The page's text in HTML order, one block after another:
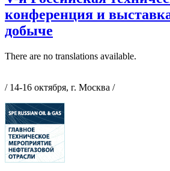
конференция и
добыче
There are no translations available.
/ 14-16 октября, г. Москва /